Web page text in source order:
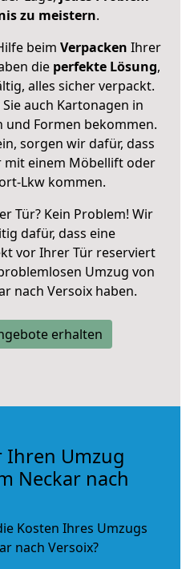
zu meistern.
beim Verpacken Ihrer
die perfekte Lösung,
alles sicher verpackt.
auch Kartonagen in
und Formen bekommen.
sorgen wir dafür, dass
mit einem Möbellift oder
Lkw kommen.
Tür? Kein Problem! Wir
dafür, dass eine
vor Ihrer Tür reserviert
Umzug von
nach Versoix haben.
erhalten
Ihren Umzug
Neckar nach
Kosten Ihres Umzugs
nach Versoix?